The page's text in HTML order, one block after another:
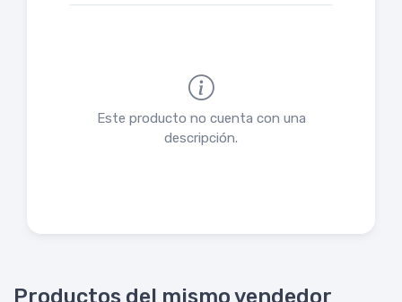
Este producto no cuenta con una
descripción.
Productos del mismo vendedor